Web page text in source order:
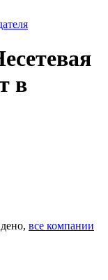
в
все компании